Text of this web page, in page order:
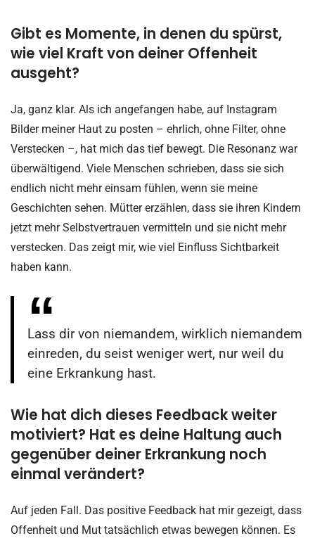
Gibt es Momente, in denen du spürst,
wie viel Kraft von deiner Offenheit
ausgeht?
Ja, ganz klar. Als ich angefangen habe, auf Instagram
Bilder meiner Haut zu posten – ehrlich, ohne Filter, ohne
Verstecken –, hat mich das tief bewegt. Die Resonanz war
überwältigend. Viele Menschen schrieben, dass sie sich
endlich nicht mehr einsam fühlen, wenn sie meine
Geschichten sehen. Mütter erzählen, dass sie ihren Kindern
jetzt mehr Selbstvertrauen vermitteln und sie nicht mehr
verstecken. Das zeigt mir, wie viel Einfluss Sichtbarkeit
haben kann.
Lass dir von niemandem, wirklich niemandem
einreden, du seist weniger wert, nur weil du
eine Erkrankung hast.
Wie hat dich dieses Feedback weiter
motiviert? Hat es deine Haltung auch
gegenüber deiner Erkrankung noch
einmal verändert?
Auf jeden Fall. Das positive Feedback hat mir gezeigt, dass
Offenheit und Mut tatsächlich etwas bewegen können. Es